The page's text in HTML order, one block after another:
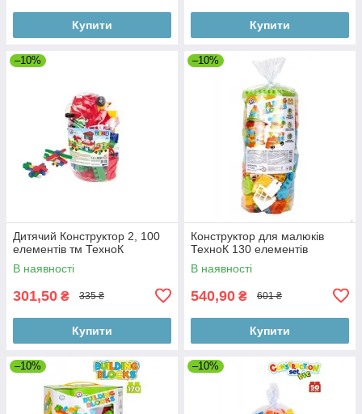
Купити Купити
–10%
Дитячий Конструктор 2, 100
елементів тм ТехноК
В наявності
301,50 ₴ 335 ₴
Купити
–10%
Конструктор для малюків
ТехноК 130 елементів
В наявності
540,90 ₴ 601 ₴
Купити
–10% –10%